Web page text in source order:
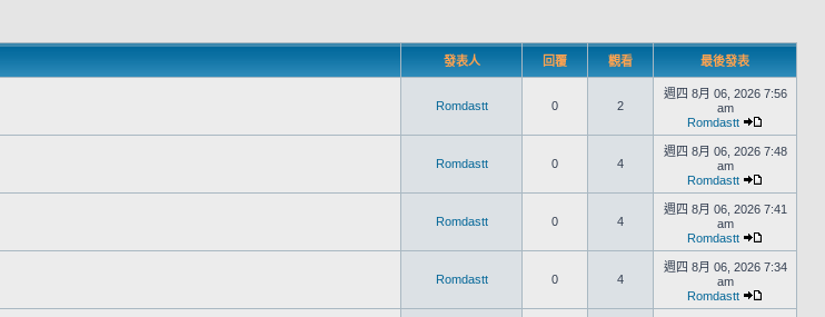
發表人 回覆 觀看 最後發表
Romdastt 0 2
週四 8月 06, 2026 7:56
am
Romdastt
Romdastt 0 4
週四 8月 06, 2026 7:48
am
Romdastt
Romdastt 0 4
週四 8月 06, 2026 7:41
am
Romdastt
Romdastt 0 4
週四 8月 06, 2026 7:34
am
Romdastt